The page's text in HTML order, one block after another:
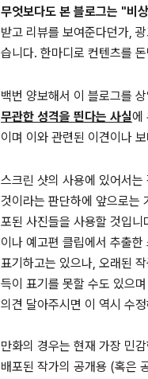
무엇보다도 본 블로그는 "비
받고 리뷰를 보여준다던가,
습니다. 한마디로 컨텐츠를
백번 양보해서 이 블로그를
무관한 성격을 띈다는 사실에
이며 이와 관련된 이견이나
스크린 샷의 사용에 있어서
것이라는 판단하에 앞으로는
포된 사진들을 사용할 것입
이나 예고편 클립에서 추출
표기하고는 있으나, 오래된
득이 표기를 못할 수도 있으
의견 달아주시면 이 역시 수
만화의 경우는 현재 가장 민
배포된 작가의 공개용 (혹은